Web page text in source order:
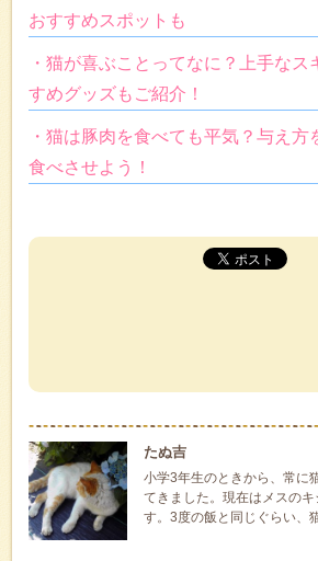
おすすめスポットも
・猫が喜ぶことってなに？上手なス
すめグッズもご紹介！
・猫は豚肉を食べても平気？与え方
食べさせよう！
たぬ吉
小学3年生のときから、常に
てきました。現在はメスの
す。3度の飯と同じぐらい、